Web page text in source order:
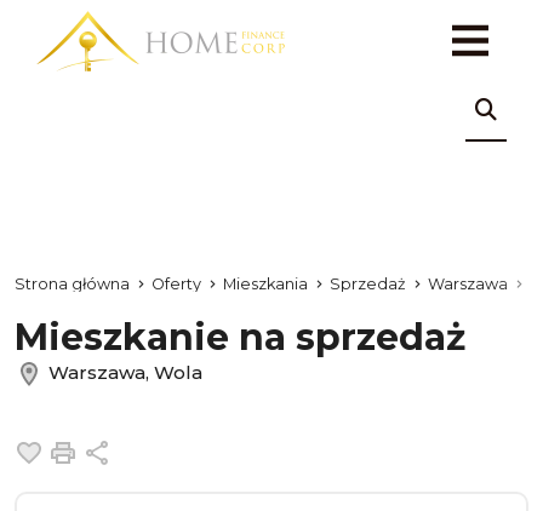
Strona główna Oferty Mieszkania Sprzedaż Warszawa
Mieszkanie na sprzedaż
Warszawa, Wola
Dodaj do ulubionych
Drukuj